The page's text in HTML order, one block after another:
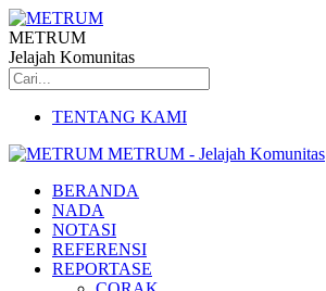
METRUM
Jelajah Komunitas
TENTANG KAMI
METRUM - Jelajah Komunitas
BERANDA
NADA
NOTASI
REFERENSI
REPORTASE